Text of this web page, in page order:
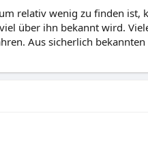
relativ wenig zu finden
über ihn bekannt wird.
Aus sicherlich